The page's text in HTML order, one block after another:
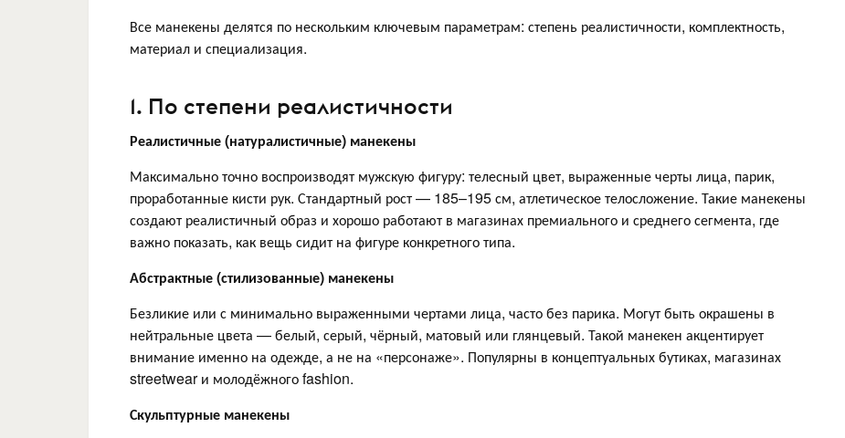
Все манекены делятся по нескольким ключевым параметрам: степень реалистичности, комплектность,
материал и специализация.
1. По степени реалистичности
Реалистичные (натуралистичные) манекены
Максимально точно воспроизводят мужскую фигуру: телесный цвет, выраженные черты лица, парик,
проработанные кисти рук. Стандартный рост — 185–195 см, атлетическое телосложение. Такие манекены
создают реалистичный образ и хорошо работают в магазинах премиального и среднего сегмента, где
важно показать, как вещь сидит на фигуре конкретного типа.
Абстрактные (стилизованные) манекены
Безликие или с минимально выраженными чертами лица, часто без парика. Могут быть окрашены в
нейтральные цвета — белый, серый, чёрный, матовый или глянцевый. Такой манекен акцентирует
внимание именно на одежде, а не на «персонаже». Популярны в концептуальных бутиках, магазинах
streetwear и молодёжного fashion.
Скульптурные манекены